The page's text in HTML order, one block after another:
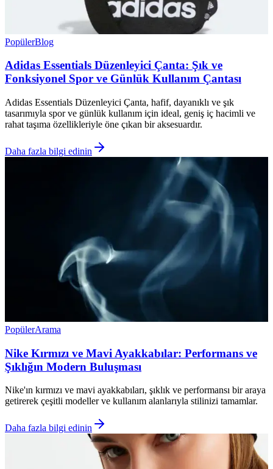
PopülerBlog
Adidas Essentials Düzenleyici Çanta: Şık ve
Fonksiyonel Spor ve Günlük Kullanım Çantası
Adidas Essentials Düzenleyici Çanta, hafif, dayanıklı ve şık
tasarımıyla spor ve günlük kullanım için ideal, geniş iç hacimli ve
rahat taşıma özellikleriyle öne çıkan bir aksesuardır.
Daha fazla bilgi edinin
PopülerArama
Nike Kırmızı ve Mavi Ayakkabılar: Performans ve
Şıklığın Modern Buluşması
Nike'ın kırmızı ve mavi ayakkabıları, şıklık ve performansı bir araya
getirerek çeşitli modeller ve kullanım alanlarıyla stilinizi tamamlar.
Daha fazla bilgi edinin